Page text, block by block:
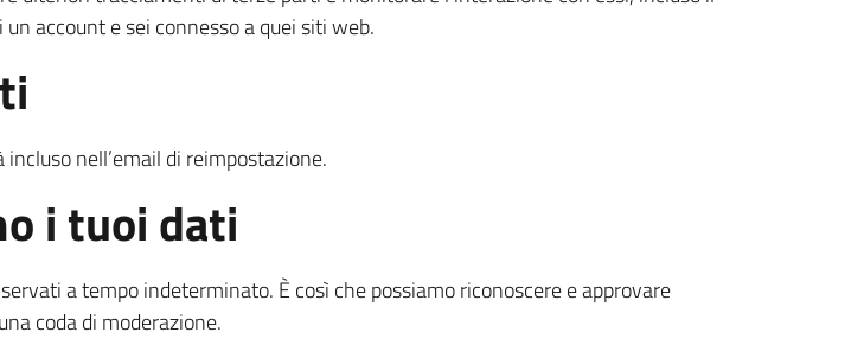
account e sei connesso a quei siti web.
nell’email di reimpostazione.
i tuoi dati
a tempo indeterminato. È così che possiamo riconoscere e approvare
coda di moderazione.